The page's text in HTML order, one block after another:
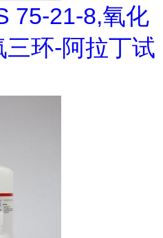
75-21-8,氧化
环-阿拉丁试